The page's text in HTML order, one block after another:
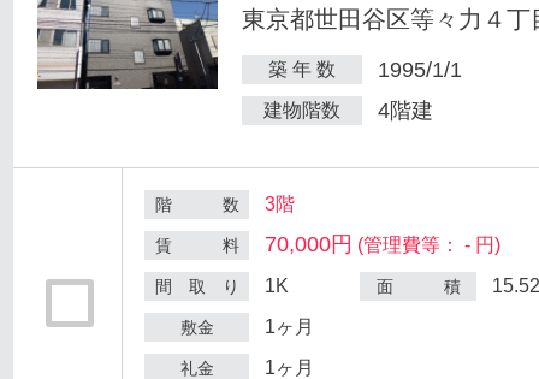
東京都世田谷区等々力４丁
築 年 数 1995/1/1
建物階数 4階建
階 数 3階
賃 料 70,000円 (管理費等： - 円)
間 取 り 1K 面 積
敷金 1ヶ月
礼金 1ヶ月